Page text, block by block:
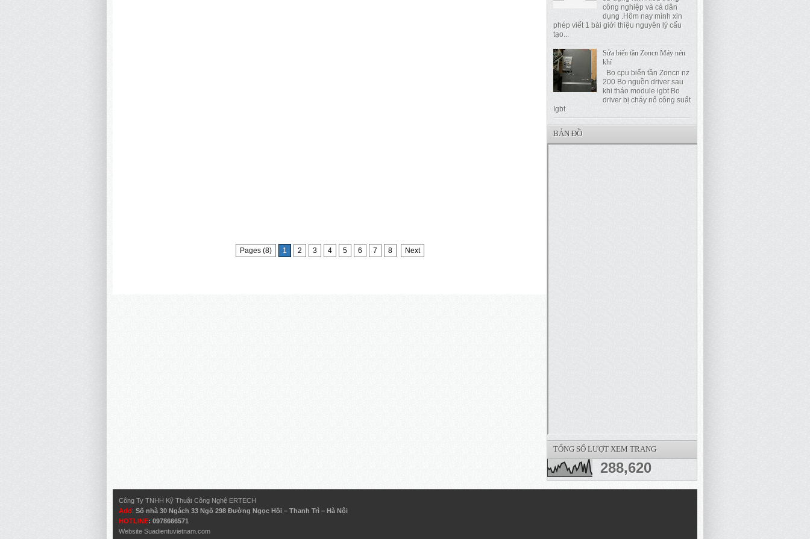
Pages (8) 1 2 3 4 5 6 7 8 Next
công nghiệp và cả dân
dụng .Hôm nay mình xin
phép viết 1 bài giới thiệu nguyên lý cấu
tạo...
Sửa biến tần Zoncn Máy nén
khí
Bo cpu biến tần Zoncn nz
200 Bo nguồn driver sau
khi tháo module igbt Bo
driver bị cháy nổ công suất
Igbt
BẢN ĐỒ
TỔNG SỐ LƯỢT XEM TRANG
288,620
Công Ty TNHH Kỹ Thuật Công Nghệ ERTECH
Add: Số nhà 30 Ngách 33 Ngõ 298 Đường Ngọc Hồi – Thanh Trì – Hà Nội
HOTLINE: 0978666571
Website Suadientuvietnam.com